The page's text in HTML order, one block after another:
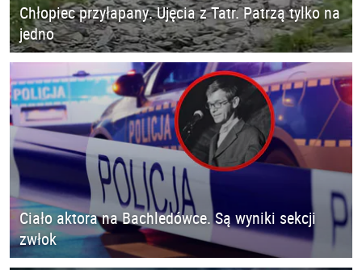
Chłopiec przyłapany. Ujęcia z Tatr. Patrzą tylko na
jedno
Ciało aktora na Bachledówce. Są wyniki sekcji
zwłok